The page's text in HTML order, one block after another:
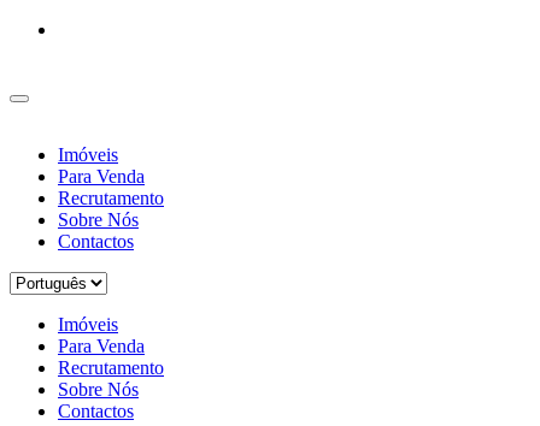
Imóveis
Para Venda
Recrutamento
Sobre Nós
Contactos
Imóveis
Para Venda
Recrutamento
Sobre Nós
Contactos